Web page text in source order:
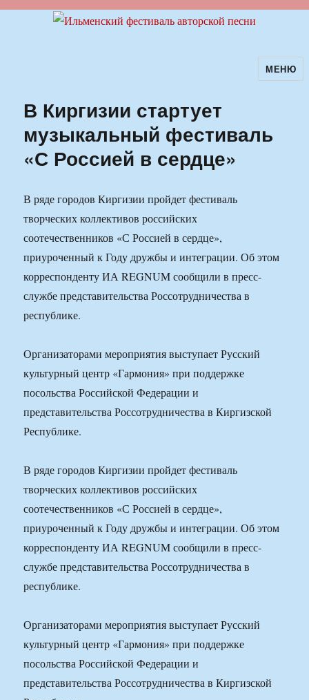
Ильменский фестиваль авторскойМЕНЮ
В Киргизии стартует
музыкальный фестиваль
«С Россией в сердце»
В ряде городов Киргизии пройдет фестиваль
творческих коллективов российских
соотечественников «С Россией в сердце»,
приуроченный к Году дружбы и интеграции. Об этом
корреспонденту ИА REGNUM сообщили в пресс-
службе представительства Россотрудничества в
республике.
Организаторами мероприятия выступает Русский
культурный центр «Гармония» при поддержке
посольства Российской Федерации и
представительства Россотрудничества в Киргизской
Республике.
В ряде городов Киргизии пройдет фестиваль
творческих коллективов российских
соотечественников «С Россией в сердце»,
приуроченный к Году дружбы и интеграции. Об этом
корреспонденту ИА REGNUM сообщили в пресс-
службе представительства Россотрудничества в
республике.
Организаторами мероприятия выступает Русский
культурный центр «Гармония» при поддержке
посольства Российской Федерации и
представительства Россотрудничества в Киргизской